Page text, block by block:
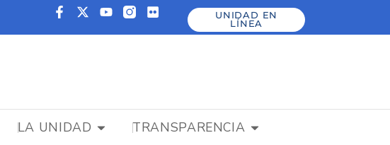
UNIDAD EN
LÍNEA
LA UNIDAD TRANSPARENCIA